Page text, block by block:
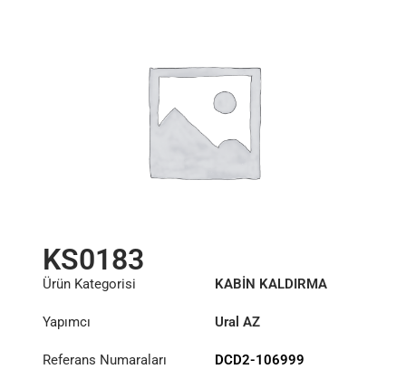
KS0183
Ürün Kategorisi
KABİN KALDIRMA
Yapımcı
Ural AZ
Referans Numaraları DCD2-106999